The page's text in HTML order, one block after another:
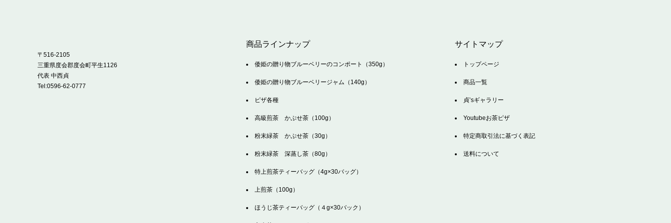
〒516-2105
三重県度会郡度会町平生1126
代表 中西貞
Tel:0596-62-0777
商品ラインナップ
倭姫の贈り物ブルーベリーのコンポート（350g）
倭姫の贈り物ブルーベリージャム（140g）
ピザ各種
高級煎茶 かぶせ茶（100g）
粉末緑茶 かぶせ茶（30g）
粉末緑茶 深蒸し茶（80g）
特上煎茶ティーバッグ（4g×30バッグ）
上煎茶（100g）
ほうじ茶ティーバッグ（４g×30バック）
サイトマップ
トップページ
商品一覧
貞’sギャラリー
Youtubeお茶ピザ
特定商取引法に基づく表記
送料について